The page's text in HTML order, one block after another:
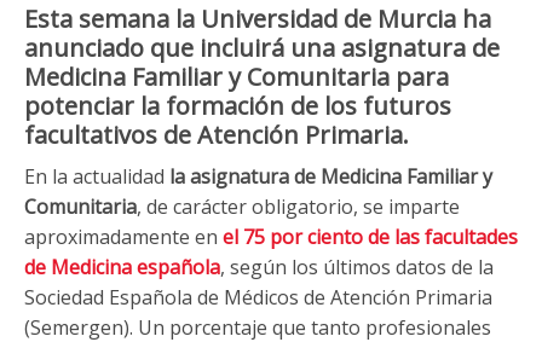
Esta semana la Universidad de Murcia ha
anunciado que incluirá una asignatura de
Medicina Familiar y Comunitaria para
potenciar la formación de los futuros
facultativos de Atención Primaria.
En la actualidad la asignatura de Medicina Familiar y
Comunitaria, de carácter obligatorio, se imparte
aproximadamente en el 75 por ciento de las facultades
de Medicina española, según los últimos datos de la
Sociedad Española de Médicos de Atención Primaria
(Semergen). Un porcentaje que tanto profesionales